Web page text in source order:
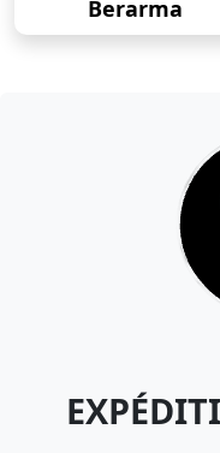
Berarma